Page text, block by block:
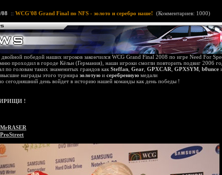
08 :: WCG'08 Grand Final по NFS - золото и серебро наше! (Комментариев: 1000)
победой наших игроков закончился WCG Grand Final 2008 по игре Need For
проходил в городе Кёльн (Германия), наши игроки смогли повторить подвиг 2006
по головам таких знаменитых грандов как Steffan Gear GPXCAR GPXSYM b0unce
награды этого турнира золотую и серебренную медали
день войдет в историю нашей команды как день победы !
!